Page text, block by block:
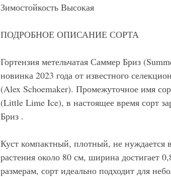
Зимостойкость Высокая
ПОДРОБНОЕ ОПИСАНИЕ СОРТА
Гортензия метельчатая Саммер Бриз
новинка 2023 года от известного
(Alex Schoemaker). Промежуточное имя
(Little Lime Ice), в настоящее время сорт
Бриз .
Куст компактный, плотный, не нуждается
растения около 80 см, ширина достигает
размерам, сорт идеально подходит для